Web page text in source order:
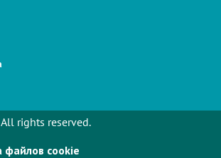
rights reserved.
файлов cookie